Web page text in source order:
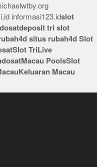
informasi123.idslot
deposit tri slot
situs rubah4d Slot
Slot TriLive
Macau PoolsSlot
Keluaran Macau